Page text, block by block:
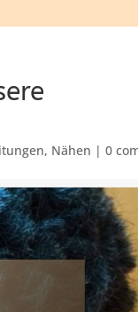
, Nähen |0